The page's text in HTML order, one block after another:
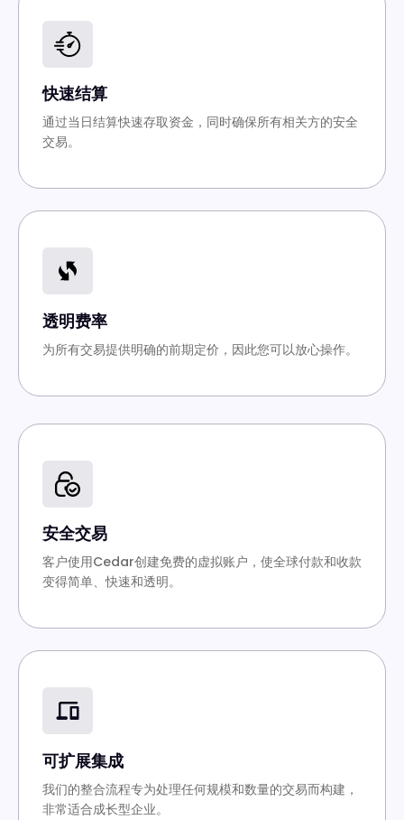
快速结算
通过当日结算快速存取资金，同时确保所有相关方的安全
交易。
透明费率
为所有交易提供明确的前期定价，因此您可以放心操作。
安全交易
客户使用Cedar创建免费的虚拟账户，使全球付款和收款
变得简单、快速和透明。
可扩展集成
我们的整合流程专为处理任何规模和数量的交易而构建，
非常适合成长型企业。